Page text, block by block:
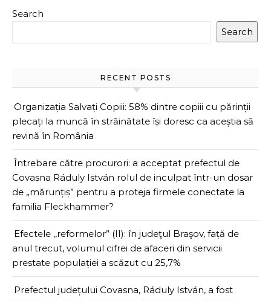
Search
Search
RECENT POSTS
Organizația Salvați Copiii: 58% dintre copiii cu părinții
plecați la muncă în străinătate își doresc ca aceștia să
revină în România
Întrebare către procurori: a acceptat prefectul de
Covasna Ráduly István rolul de inculpat într-un dosar
de „mărunțiș” pentru a proteja firmele conectate la
familia Fleckhammer?
Efectele ,,reformelor” (II): în judeţul Braşov, față de
anul trecut, volumul cifrei de afaceri din servicii
prestate populației a scăzut cu 25,7%
Prefectul județului Covasna, Ráduly István, a fost